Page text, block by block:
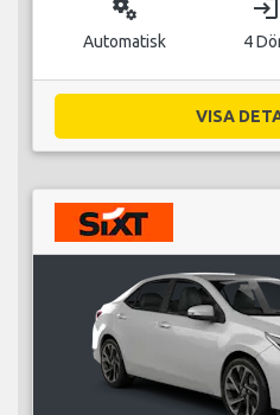
miscellaneous_services
Automatisk
login
4
VISA